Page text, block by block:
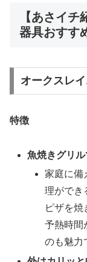
【あさイ
器具おすす
オークスレ
特徴
魚焼きグリ
家庭に備
理ができ
ピザを焼
予熱時間
のも魅力